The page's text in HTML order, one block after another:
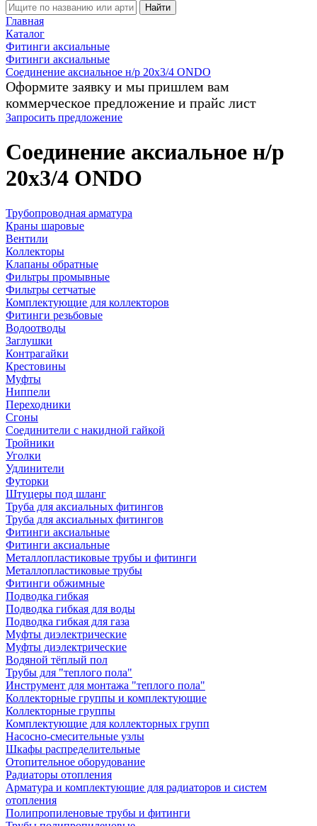
Найти
Главная
Каталог
Фитинги аксиальные
Фитинги аксиальные
Соединение аксиальное н/р 20х3/4 ONDO
Оформите заявку и мы пришлем вам
коммерческое предложение и прайс лист
Запросить предложение
Соединение аксиальное н/р
20х3/4 ONDO
Трубопроводная арматура
Краны шаровые
Вентили
Коллекторы
Клапаны обратные
Фильтры промывные
Фильтры сетчатые
Комплектующие для коллекторов
Фитинги резьбовые
Водоотводы
Заглушки
Контрагайки
Крестовины
Муфты
Ниппели
Переходники
Сгоны
Соединители с накидной гайкой
Тройники
Уголки
Удлинители
Футорки
Штуцеры под шланг
Труба для аксиальных фитингов
Труба для аксиальных фитингов
Фитинги аксиальные
Фитинги аксиальные
Металлопластиковые трубы и фитинги
Металлопластиковые трубы
Фитинги обжимные
Подводка гибкая
Подводка гибкая для воды
Подводка гибкая для газа
Муфты диэлектрические
Муфты диэлектрические
Водяной тёплый пол
Трубы для "теплого пола"
Инструмент для монтажа "теплого пола"
Коллекторные группы и комплектующие
Коллекторные группы
Комплектующие для коллекторных групп
Насосно-смесительные узлы
Шкафы распределительные
Отопительное оборудование
Радиаторы отопления
Арматура и комплектующие для радиаторов и систем
отопления
Полипропиленовые трубы и фитинги